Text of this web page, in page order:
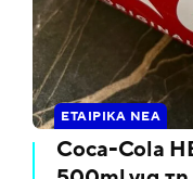
ΕΤΑΙΡΙΚΆ ΝΈΑ
Coca-Cola